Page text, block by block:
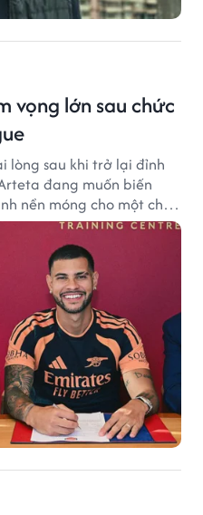
vọng lớn sau chức
lòng sau khi trở lại đỉnh
đang muốn biến
nền móng cho một chu